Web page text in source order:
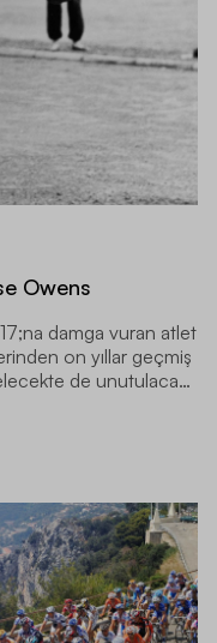
Owens
damga vuran atlet
on yıllar geçmiş
de unutulacak